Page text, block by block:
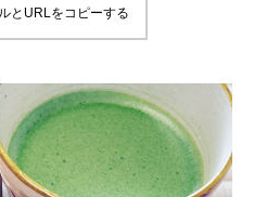
とURLをコピーする